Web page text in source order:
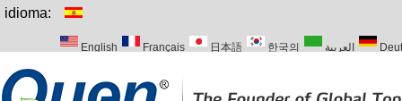
idioma:
English Français 日本語 한국의 العربية